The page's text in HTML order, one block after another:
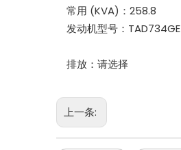
常用 (KVA)： 258.8
发动机型号： TAD734GE
排放： 请选择
上一条: